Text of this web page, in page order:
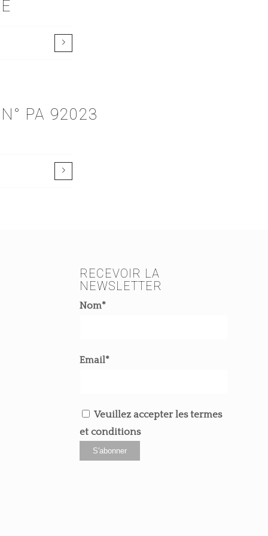
PA 92023
RECEVOIR LA
NEWSLETTER
Nom*
Email*
Veuillez accepter les termes
et conditions